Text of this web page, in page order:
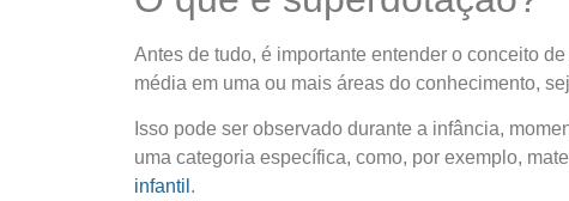
Antes de tudo, é importante entender o conceito
média em uma ou mais áreas do conhecimento,
Isso pode ser observado durante a infância,
uma categoria específica, como, por exemplo,
infantil .